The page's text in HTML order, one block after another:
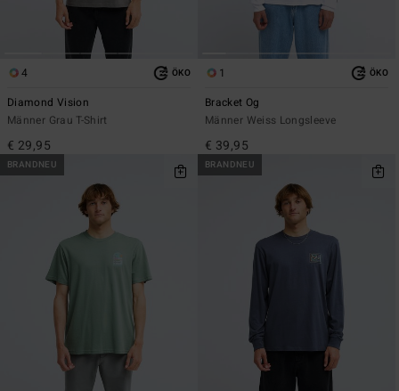
4 ÖKO
Diamond Vision
Männer Grau T-Shirt
€ 29,95
1 ÖKO
Bracket Og
Männer Weiss Longsleeve
€ 39,95
BRANDNEU BRANDNEU